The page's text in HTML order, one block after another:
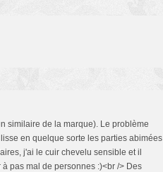
similaire de la marque). Le problème
en quelque sorte les parties abimées
j'ai le cuir chevelu sensible et il
pas mal de personnes :)<br /> Des